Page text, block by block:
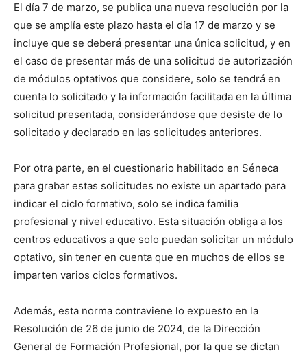
El día 7 de marzo, se publica una nueva resolución por la
que se amplía este plazo hasta el día 17 de marzo y se
incluye que se deberá presentar una única solicitud, y en
el caso de presentar más de una solicitud de autorización
de módulos optativos que considere, solo se tendrá en
cuenta lo solicitado y la información facilitada en la última
solicitud presentada, considerándose que desiste de lo
solicitado y declarado en las solicitudes anteriores.
Por otra parte, en el cuestionario habilitado en Séneca
para grabar estas solicitudes no existe un apartado para
indicar el ciclo formativo, solo se indica familia
profesional y nivel educativo. Esta situación obliga a los
centros educativos a que solo puedan solicitar un módulo
optativo, sin tener en cuenta que en muchos de ellos se
imparten varios ciclos formativos.
Además, esta norma contraviene lo expuesto en la
Resolución de 26 de junio de 2024, de la Dirección
General de Formación Profesional, por la que se dictan